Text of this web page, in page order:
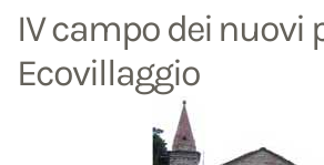
IV campo dei nuovi
Ecovillaggio